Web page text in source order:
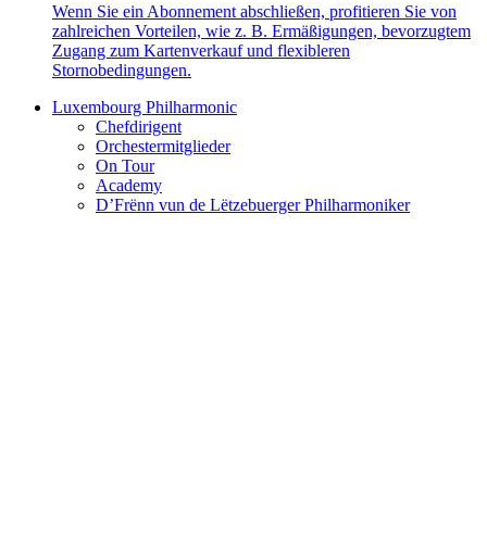
Wenn Sie ein Abonnement abschließen, profitieren Sie von
zahlreichen Vorteilen, wie z. B. Ermäßigungen, bevorzugtem
Zugang zum Kartenverkauf und flexibleren
Stornobedingungen.
Luxembourg Philharmonic
Chefdirigent
Orchestermitglieder
On Tour
Academy
D’Frënn vun de Lëtzebuerger Philharmoniker